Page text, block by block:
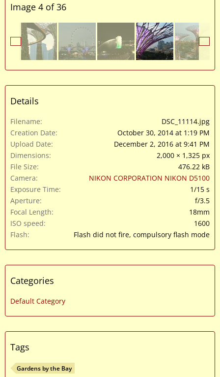
Image 4 of 36
Details
Filename
DSC_11114.jpg
Creation Date
October 30, 2014 at 1:19 PM
Upload Date
December 2, 2016 at 9:41 PM
Dimensions
2,000 × 1,325 px
File Size
476.22 kB
Camera
NIKON CORPORATION NIKON D5100
Exposure Time
1/15 s
Aperture
f/3.5
Focal Length
18mm
ISO speed
1600
Flash
Flash did not fire, compulsory flash mode
Categories
Default Category
Tags
Gardens by the Bay